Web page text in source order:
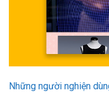
Những người nghiện